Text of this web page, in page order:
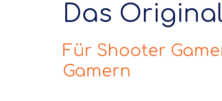
Das
Für Shooter
Gamern